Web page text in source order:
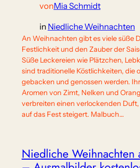
vonMia Schmidt
in Niedliche Weihnachten
An Weihnachten gibt es viele süße
Festlichkeit und den Zauber der
Süße Leckereien wie Plätzchen,
sind traditionelle Köstlichkeiten, die
gebacken und genossen werden.
Aromen von Zimt, Nelken und
verbreiten einen verlockenden
auf das Fest steigert. Malbuch…
Niedliche Weihnachten